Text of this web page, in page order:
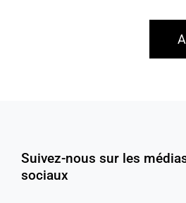
Suivez-nous sur les
sociaux